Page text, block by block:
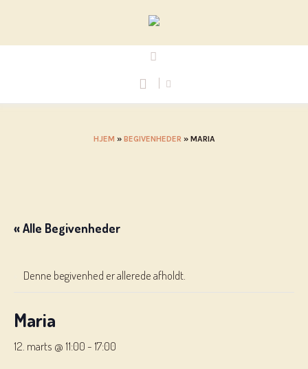
HJEM » BEGIVENHEDER » MARIA
« Alle Begivenheder
Denne begivenhed er allerede afholdt.
Maria
12. marts @ 11:00 -17:00